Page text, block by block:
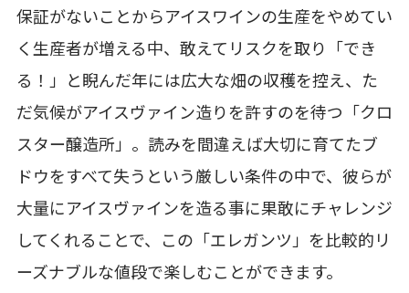
保証がないことからアイスワインの生産をやめてい
く生産者が増える中、敢えてリスクを取り「でき
る！」と睨んだ年には広大な畑の収穫を控え、た
だ気候がアイスヴァイン造りを許すのを待つ「クロ
スター醸造所」。読みを間違えば大切に育てたブ
ドウをすべて失うという厳しい条件の中で、彼らが
大量にアイスヴァインを造る事に果敢にチャレンジ
してくれることで、この「エレガンツ」を比較的リ
ーズナブルな値段で楽しむことができます。